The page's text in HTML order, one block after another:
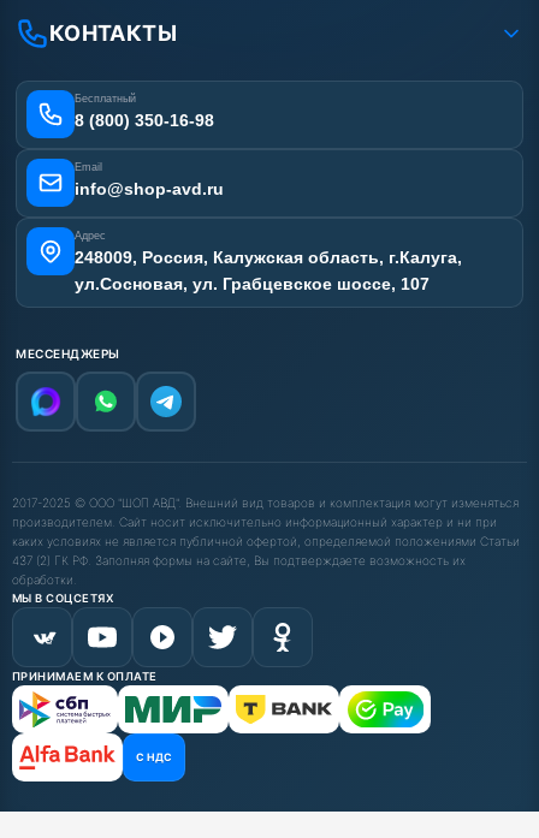
Статьи
Лизинг
Получить скидку
Сертификаты
Наши работы
Отзывы наших клиентов
Карта сайта
КОНТАКТЫ
Бесплатный
8 (800) 350-16-98
Email
info@shop-avd.ru
Адрес
248009, Россия, Калужская область, г.Калуга,
ул.Сосновая, ул. Грабцевское шоссе, 107
МЕССЕНДЖЕРЫ
2017-2025 © ООО "ШОП АВД". Внешний вид товаров и комплектация могут изменяться
производителем. Сайт носит исключительно информационный характер и ни при
каких условиях не является публичной офертой, определяемой положениями Статьи
437 (2) ГК РФ. Заполняя формы на сайте, Вы подтверждаете возможность их
обработки.
МЫ В СОЦСЕТЯХ
ПРИНИМАЕМ К ОПЛАТЕ
С НДС